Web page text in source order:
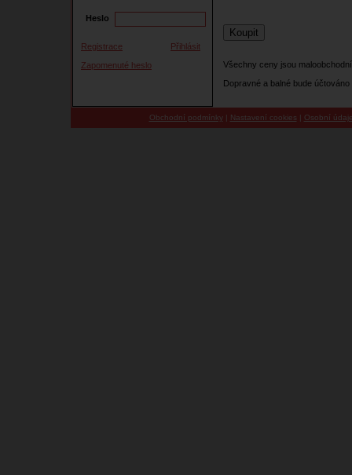
Heslo
Registrace
Přihlásit
Zapomenuté heslo
Všechny ceny jsou
Dopravné a balné bude
Obchodní podmínky| Nastavení cookies Osobní